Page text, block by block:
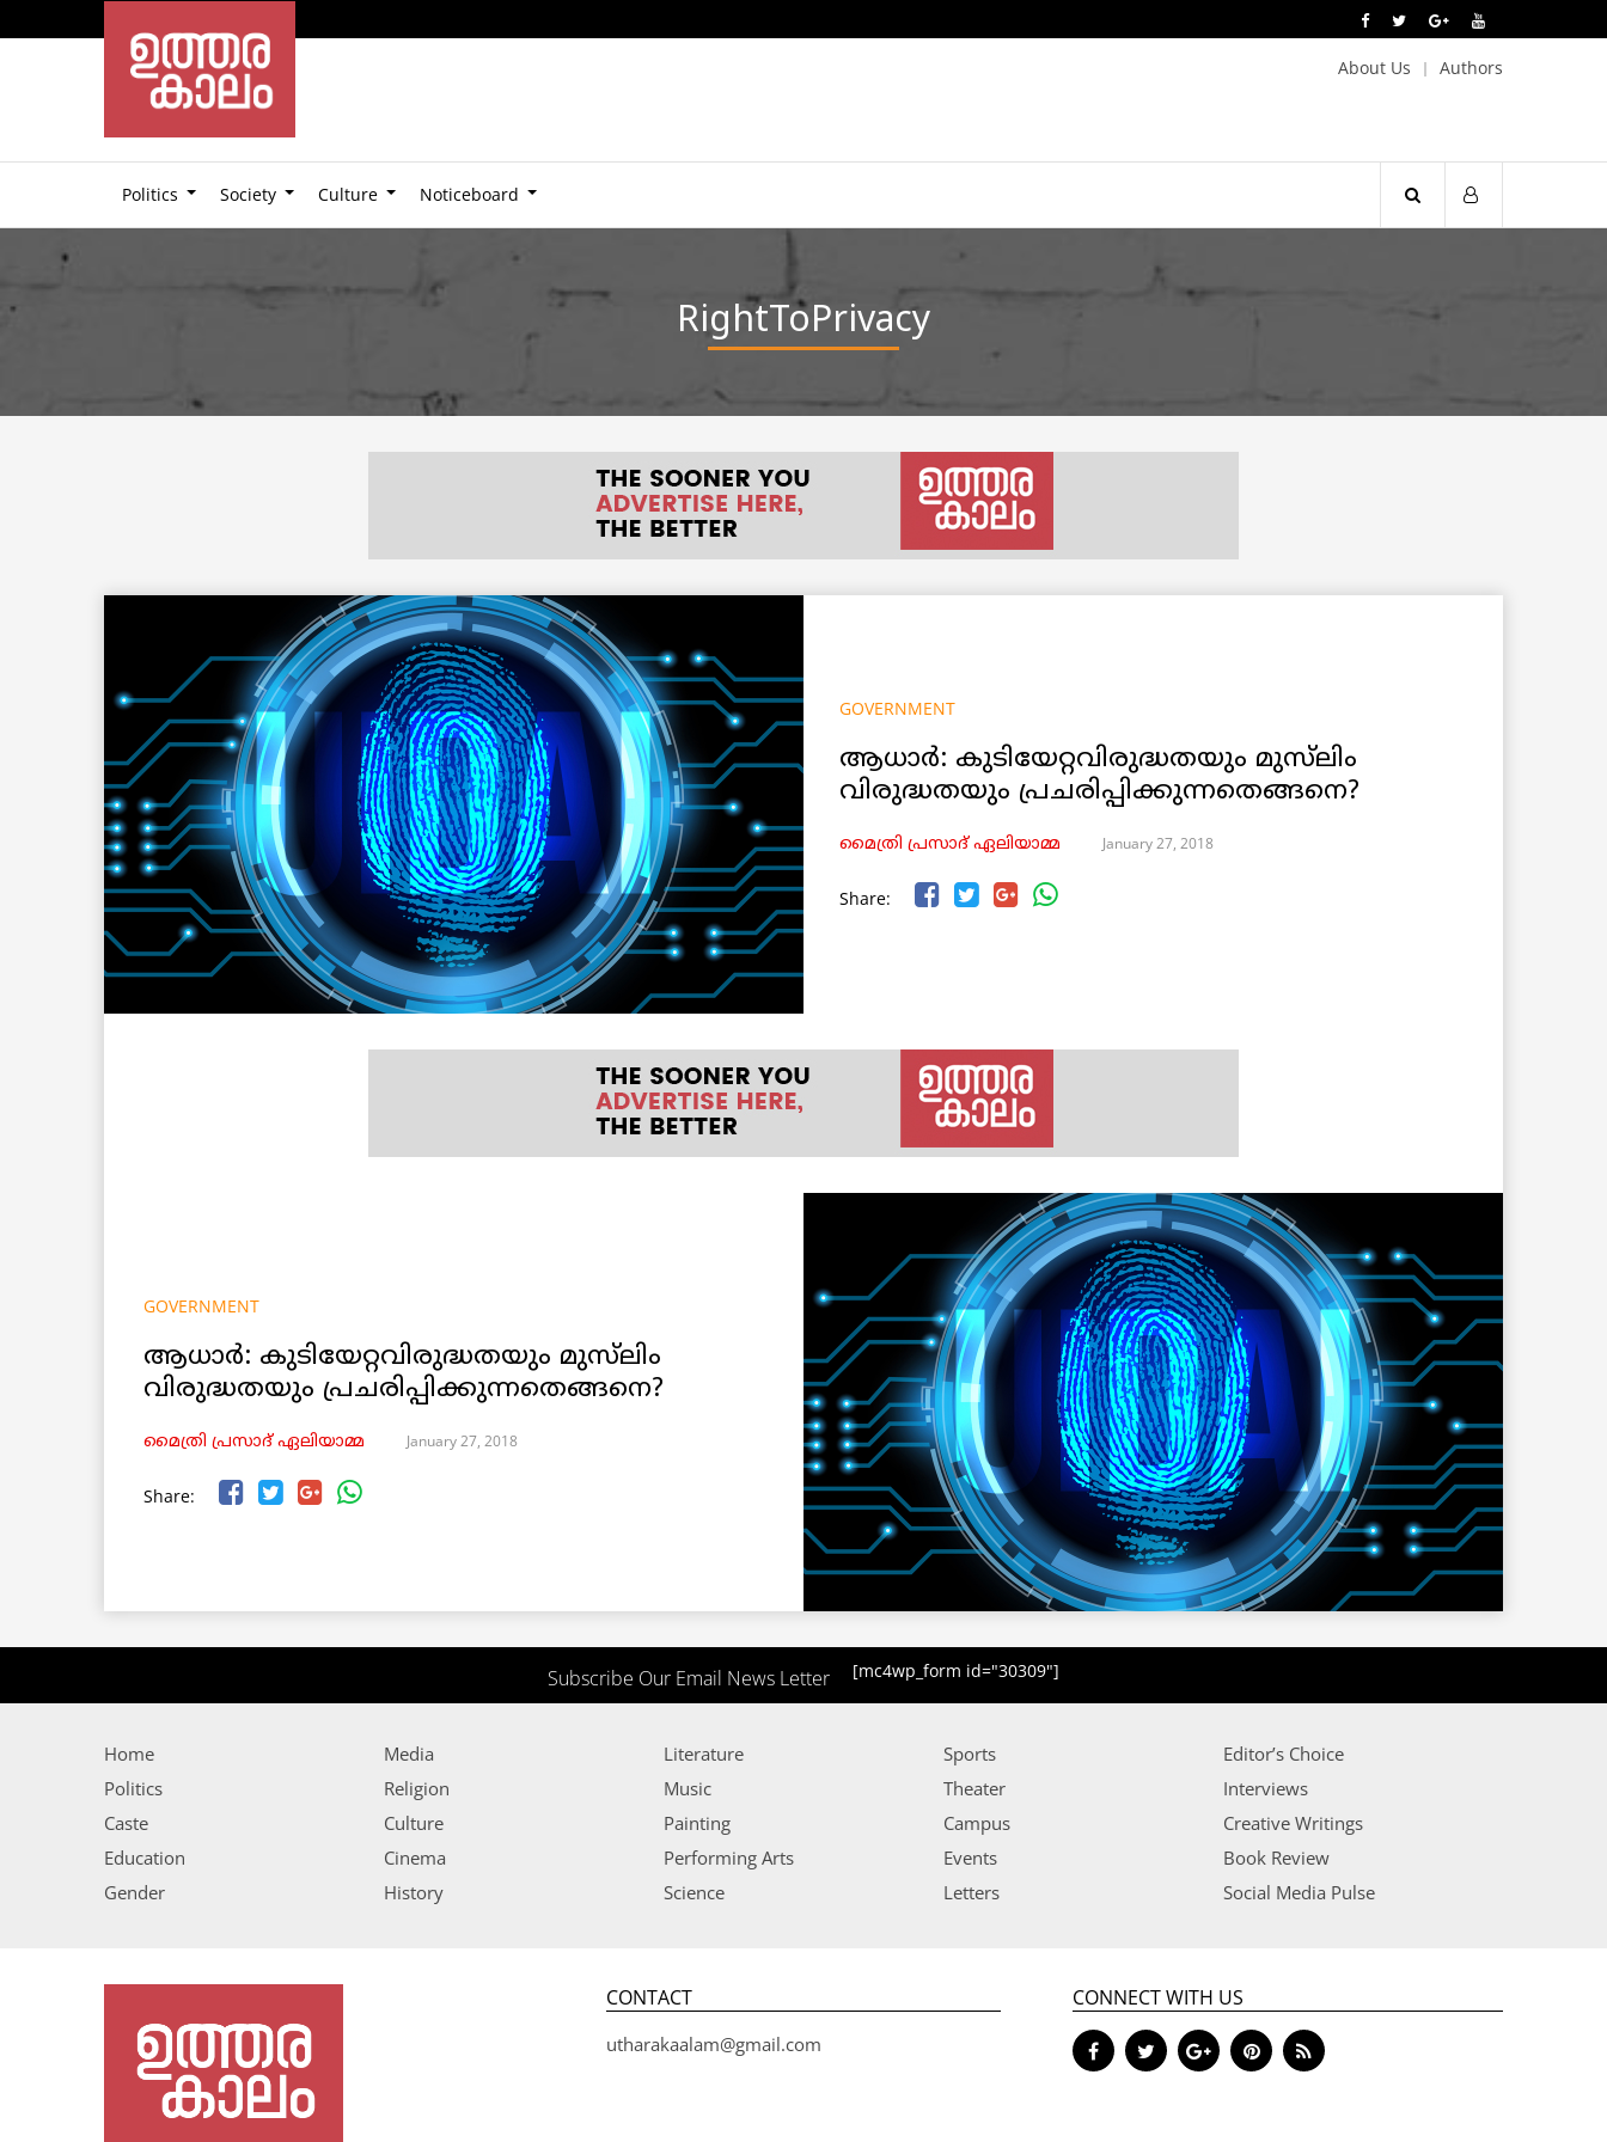
About Us Authors
Politics Society Culture Noticeboard
RightToPrivacy
GOVERNMENT
ആധാര്‍: കുടിയേറ്റവിരുദ്ധതയും മുസ്‌ലിം
വിരുദ്ധതയും പ്രചരിപ്പിക്കുന്നതെങ്ങനെ?
മൈത്രി പ്രസാദ് ഏലിയാമ്മ January 27, 2018
Share:
GOVERNMENT
ആധാര്‍: കുടിയേറ്റവിരുദ്ധതയും മുസ്‌ലിം
വിരുദ്ധതയും പ്രചരിപ്പിക്കുന്നതെങ്ങനെ?
മൈത്രി പ്രസാദ് ഏലിയാമ്മ January 27, 2018
Share:
Subscribe Our Email News Letter [mc4wp_form id="30309"]
Home
Politics
Caste
Education
Gender
Media
Religion
Culture
Cinema
History
Literature
Music
Painting
Performing Arts
Science
Sports
Theater
Campus
Events
Letters
Editor’s Choice
Interviews
Creative Writings
Book Review
Social Media Pulse
CONTACT
utharakaalam@gmail.com
CONNECT WITH US